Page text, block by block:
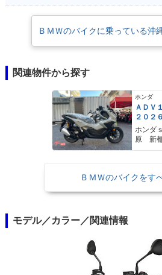
ＢＭＷのバイクに乗っている沖
関連物件から探す
ホンダ
ＡＤ
２０２
ル パ
グレ
ー ２
ホンダ
原 新
ＢＭＷのバイクをす
モデル／カラー／関連情報